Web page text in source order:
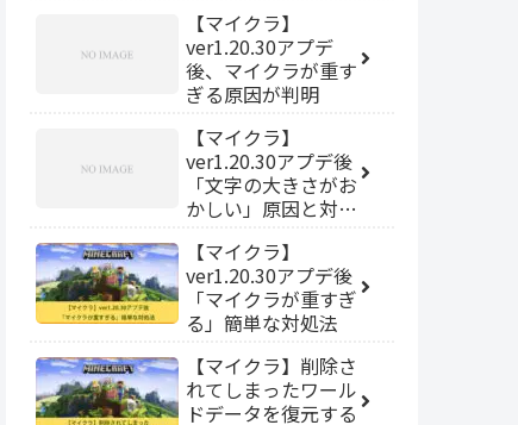
【マイクラ】
ver1.20.30アプデ
後、マイクラが重す
ぎる原因が判明
【マイクラ】
ver1.20.30アプデ後
「文字の大きさがお
かしい」原因と対処
【マイクラ】
ver1.20.30アプデ後
「マイクラが重すぎ
る」簡単な対処法
【マイクラ】削除さ
れてしまったワール
ドデータを復元する